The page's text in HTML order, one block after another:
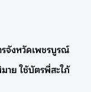
จังหวัดเพชรบูรณ์
ย ใช้บัตรพี่สะใภ้